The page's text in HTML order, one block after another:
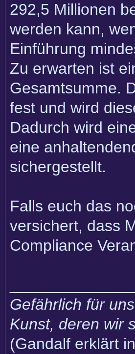
292,5 Millionen
werden kann,
Einführung
Zu erwarten ist
Gesamtsumme.
fest und wird
Dadurch wird
eine
sichergestellt.
Falls euch das
versichert, dass
Compliance
Gefährlich für
Kunst, deren wir
(Gandalf erklärt